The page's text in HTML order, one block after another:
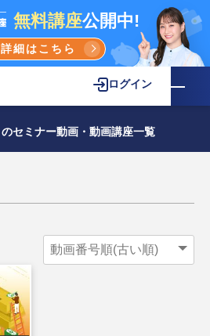
無料講座公開中!
詳細はこちら
ログイン
のセミナー動画・動画講座一覧